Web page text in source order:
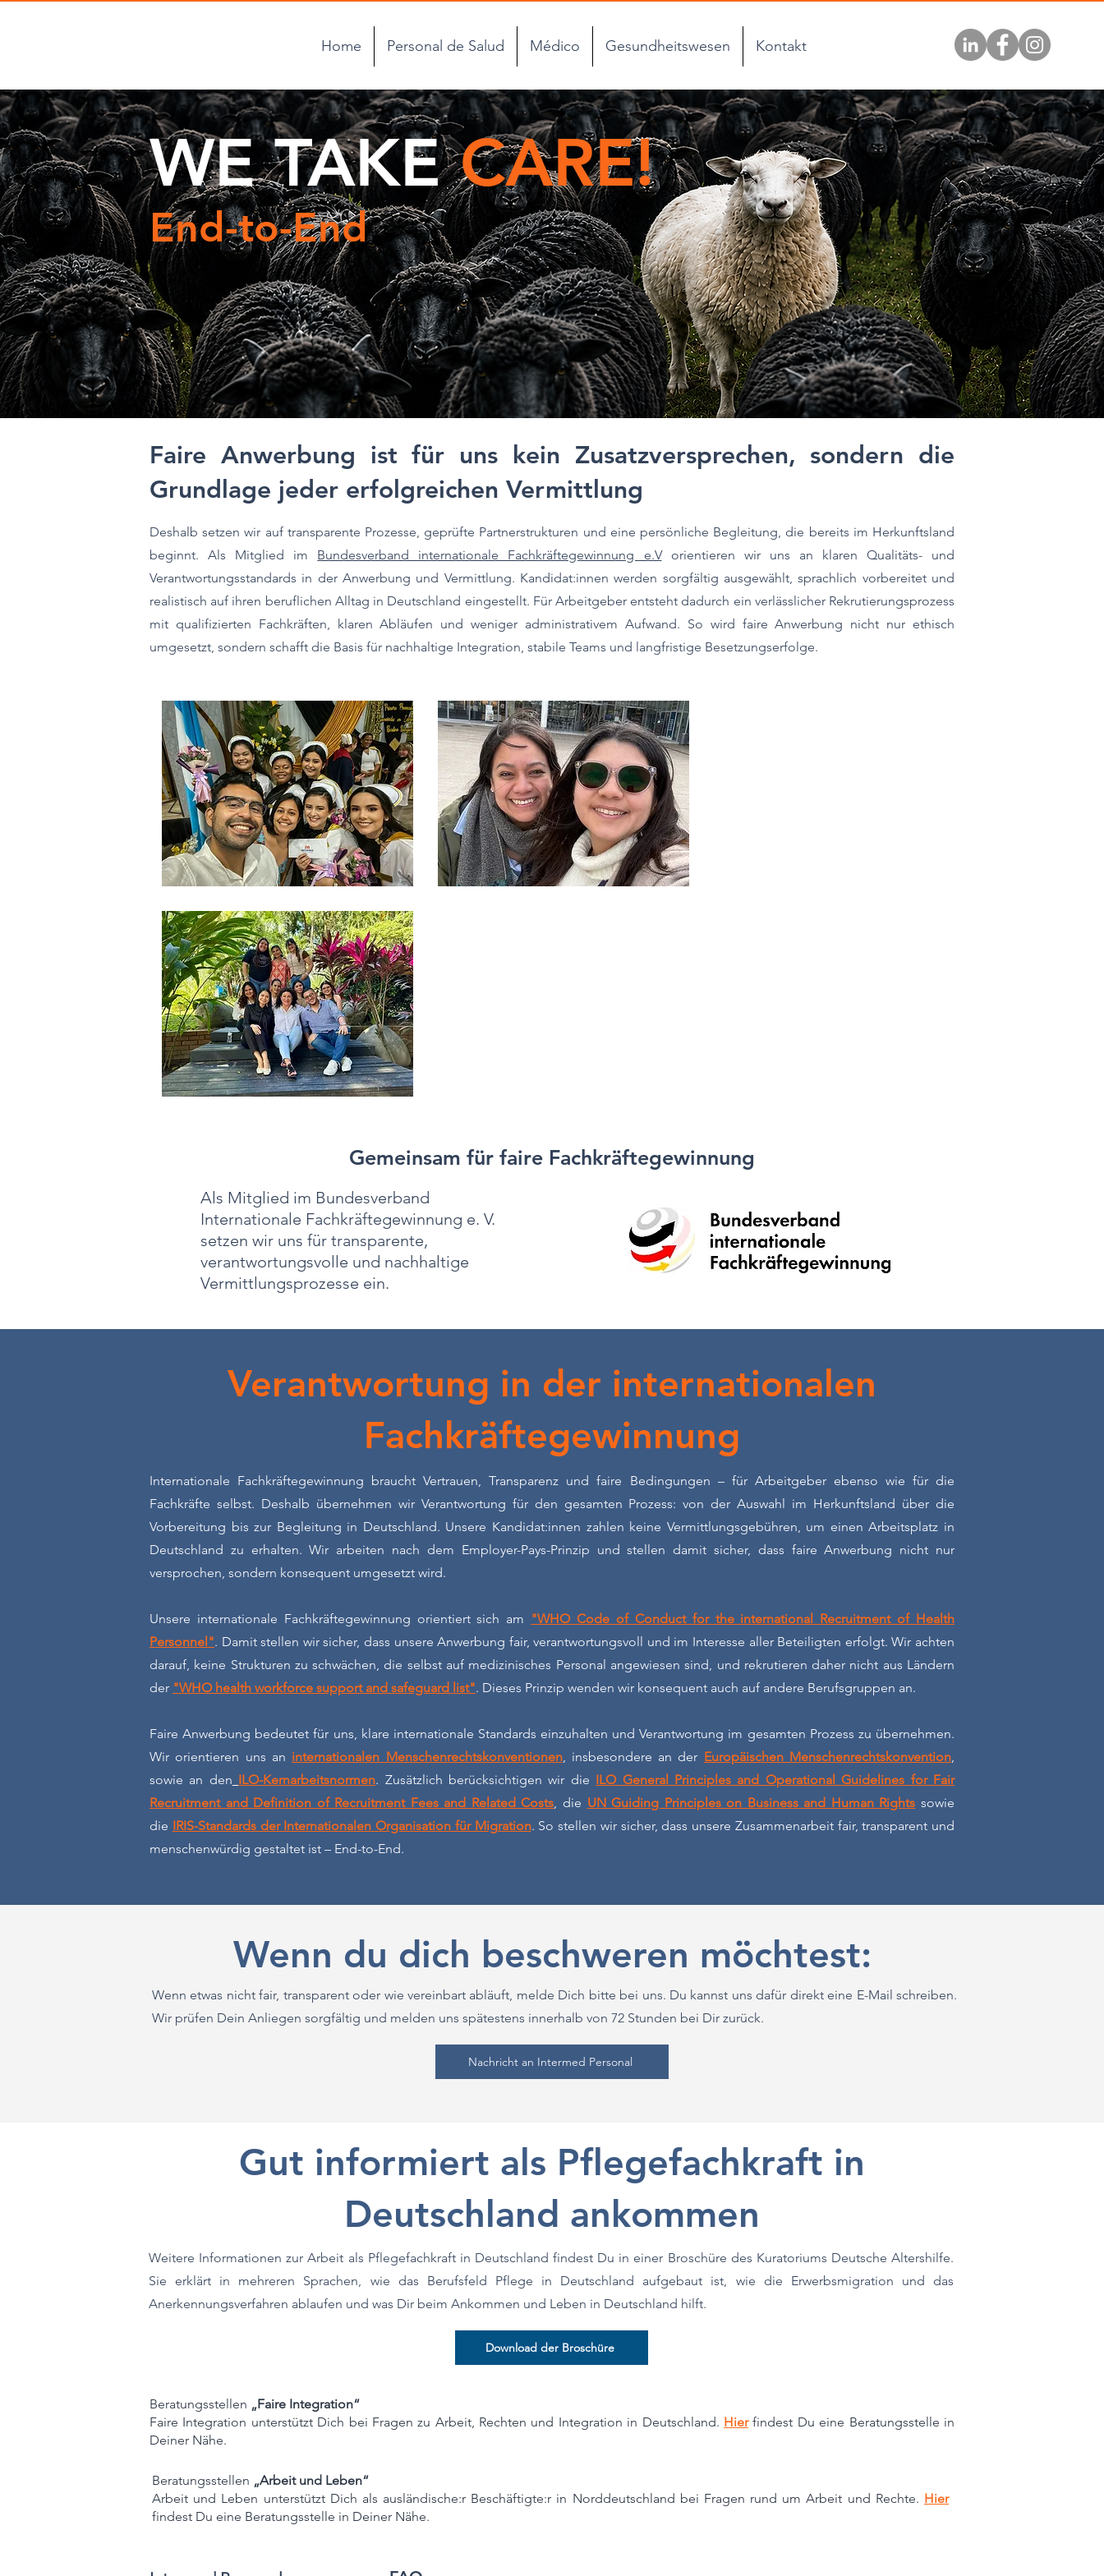
Home Personal de Salud Médico Gesundheitswesen Kontakt
WE TAKECARE!
End-to-End
Faire Anwerbung ist für uns kein Zusatzversprechen, sondern die
Grundlage jeder erfolgreichen Vermittlung
Deshalb setzen wir auf transparente Prozesse, geprüfte Partnerstrukturen und eine persönliche Begleitung, die bereits im Herkunftsland
beginnt. Als Mitglied im Bundesverband internationale Fachkräftegewinnung e.Vorientieren wir uns an klaren Qualitäts- und
Verantwortungsstandards in der Anwerbung und Vermittlung. Kandidat:innen werden sorgfältig ausgewählt, sprachlich vorbereitet und
realistisch auf ihren beruflichen Alltag in Deutschland eingestellt. Für Arbeitgeber entsteht dadurch ein verlässlicher Rekrutierungsprozess
mit qualifizierten Fachkräften, klaren Abläufen und weniger administrativem Aufwand. So wird faire Anwerbung nicht nur ethisch
umgesetzt, sondern schafft die Basis für nachhaltige Integration, stabile Teams und langfristige Besetzungserfolge.
Gemeinsam für faire Fachkräftegewinnung
Als Mitglied im Bundesverband
Internationale Fachkräftegewinnung e. V.
setzen wir uns für transparente,
verantwortungsvolle und nachhaltige
Vermittlungsprozesse ein.
Verantwortung in der internationalen
Fachkräftegewinnung
Internationale Fachkräftegewinnung braucht Vertrauen, Transparenz und faire Bedingungen – für Arbeitgeber ebenso wie für die
Fachkräfte selbst. Deshalb übernehmen wir Verantwortung für den gesamten Prozess: von der Auswahl im Herkunftsland über die
Vorbereitung bis zur Begleitung in Deutschland. Unsere Kandidat:innen zahlen keine Vermittlungsgebühren, um einen Arbeitsplatz in
Deutschland zu erhalten. Wir arbeiten nach dem Employer-Pays-Prinzip und stellen damit sicher, dass faire Anwerbung nicht nur
versprochen, sondern konsequent umgesetzt wird.
Unsere internationale Fachkräftegewinnung orientiert sich am "WHO Code of Conduct for the international Recruitment of Health
Personnel". Damit stellen wir sicher, dass unsere Anwerbung fair, verantwortungsvoll und im Interesse aller Beteiligten erfolgt. Wir achten
darauf, keine Strukturen zu schwächen, die selbst auf medizinisches Personal angewiesen sind, und rekrutieren daher nicht aus Ländern
der "WHO health workforce support and safeguard list". Dieses Prinzip wenden wir konsequent auch auf andere Berufsgruppen an.
Faire Anwerbung bedeutet für uns, klare internationale Standards einzuhalten und Verantwortung im gesamten Prozess zu übernehmen.
Wir orientieren uns an internationalen Menschenrechtskonventionen, insbesondere an der Europäischen Menschenrechtskonvention,
sowie an den ILO-Kernarbeitsnormen. Zusätzlich berücksichtigen wir die ILO General Principles and Operational Guidelines for Fair
Recruitment and Definition of Recruitment Fees and Related Costs, die UN Guiding Principles on Business and Human Rights sowie
die IRIS-Standards der Internationalen Organisation für Migration. So stellen wir sicher, dass unsere Zusammenarbeit fair, transparent und
menschenwürdig gestaltet ist – End-to-End.
Wenn du dich beschweren möchtest:
Wenn etwas nicht fair, transparent oder wie vereinbart abläuft, melde Dich bitte bei uns. Du kannst uns dafür direkt eine E-Mail schreiben.
Wir prüfen Dein Anliegen sorgfältig und melden uns spätestens innerhalb von 72 Stunden bei Dir zurück.
Nachricht an Intermed Personal
Gut informiert als Pflegefachkraft in
Deutschland ankommen
Weitere Informationen zur Arbeit als Pflegefachkraft in Deutschland findest Du in einer Broschüre des Kuratoriums Deutsche Altershilfe.
Sie erklärt in mehreren Sprachen, wie das Berufsfeld Pflege in Deutschland aufgebaut ist, wie die Erwerbsmigration und das
Anerkennungsverfahren ablaufen und was Dir beim Ankommen und Leben in Deutschland hilft.
Download der Broschüre
Beratungsstellen „Faire Integration“
Faire Integration unterstützt Dich bei Fragen zu Arbeit, Rechten und Integration in Deutschland. Hierfindest Du eine Beratungsstelle in
Deiner Nähe.
Beratungsstellen „Arbeit und Leben“
Arbeit und Leben unterstützt Dich als ausländische:r Beschäftigte:r in Norddeutschland bei Fragen rund um Arbeit und Rechte. Hier
findest Du eine Beratungsstelle in Deiner Nähe.